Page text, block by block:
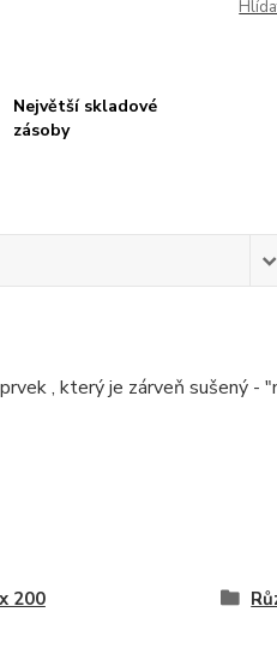
Největší skladové
zásoby
, který je zárveň sušený -
200